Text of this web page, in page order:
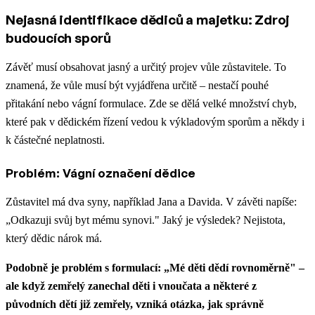
Nejasná identifikace dědiců a majetku: Zdroj
budoucích sporů
Závěť musí obsahovat jasný a určitý projev vůle zůstavitele. To
znamená, že vůle musí být vyjádřena určitě – nestačí pouhé
přitakání nebo vágní formulace. Zde se dělá velké množství chyb,
které pak v dědickém řízení vedou k výkladovým sporům a někdy i
k částečné neplatnosti.
Problém: Vágní označení dědice
Zůstavitel má dva syny, například Jana a Davida. V závěti napíše:
„Odkazuji svůj byt mému synovi." Jaký je výsledek? Nejistota,
který dědic nárok má.
Podobně je problém s formulací: „Mé děti dědí rovnoměrně" –
ale když zemřelý zanechal děti i vnoučata a některé z
původních dětí již zemřely, vzniká otázka, jak správně